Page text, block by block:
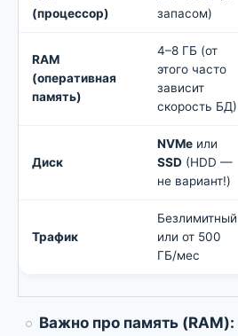
(процессор)
запасом)
RAM
(оперативная
память)
4–8 ГБ (от
этого часто
зависит
скорость БД)
Диск
NVMe или
SSD (HDD —
не вариант!)
Трафик
Безлимитный
или от 500
ГБ/мес
Важно про память (RAM):